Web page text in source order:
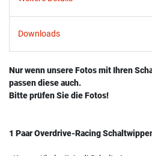
Downloads
Nur wenn unsere Fotos mit Ihren
passen diese auch.
Bitte prüfen Sie die Fotos!
1 Paar Overdrive-Racing